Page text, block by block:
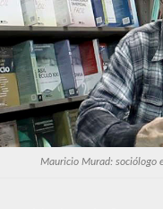
Mauricio Murad: sociólogo